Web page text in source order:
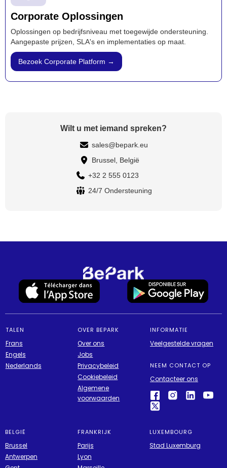
Corporate Oplossingen
Oplossingen op bedrijfsniveau met toegewijde ondersteuning.
Aangepaste prijzen, SLA's en implementaties op maat.
Bezoek Corporate Platform →
Wilt u met iemand spreken?
sales@bepark.eu
Brussel, België
+32 2 555 0123
24/7 Ondersteuning
TALEN
Frans
Engels
Nederlands
OVER BEPARK
Over ons
Jobs
Privacybeleid
Cookiebeleid
Algemene
voorwaarden
INFORMATIE
Veelgestelde vragen
NEEM CONTACT OP
Contacteer ons
BELGIË
Brussel
Antwerpen
FRANKRIJK
Parijs
Lyon
LUXEMBOURG
Stad Luxemburg